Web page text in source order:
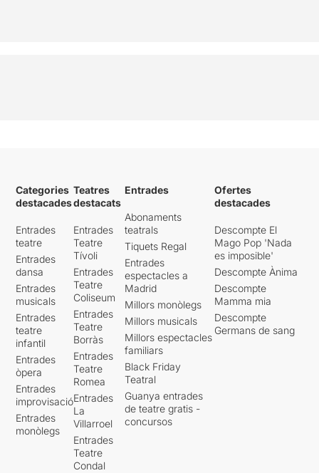
Categories
destacades
Entrades
teatre
Entrades
dansa
Entrades
musicals
Entrades
teatre
infantil
Entrades
òpera
Entrades
improvisació
Entrades
monòlegs
Teatres
destacats
Entrades
Teatre
Tívoli
Entrades
Teatre
Coliseum
Entrades
Teatre
Borràs
Entrades
Teatre
Romea
Entrades
La
Villarroel
Entrades
Teatre
Condal
Entrades
Abonaments
teatrals
Tiquets Regal
Entrades
espectacles a
Madrid
Millors monòlegs
Millors musicals
Millors espectacles
familiars
Black Friday
Teatral
Guanya entrades
de teatre gratis -
concursos
Ofertes
destacades
Descompte El
Mago Pop 'Nada
es imposible'
Descompte Ànima
Descompte
Mamma mia
Descompte
Germans de sang